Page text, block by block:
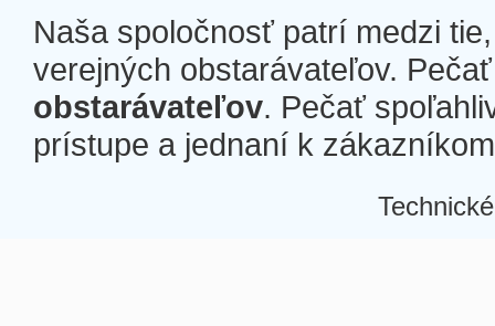
Naša spoločnosť patrí medzi
verejných obstarávateľov.
obstarávateľov. Pečať
prístupe a jednaní k